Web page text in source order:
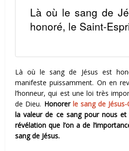
Là où le sang de
honoré, le Saint-
Là où le sang de Jésus est
manifeste puissamment. On en
l’honneur, qui est une loi très
de Dieu. Honorer le sang de Jésus-
la valeur de ce sang pour nous
révélation que l’on a de
sang de Jésus.